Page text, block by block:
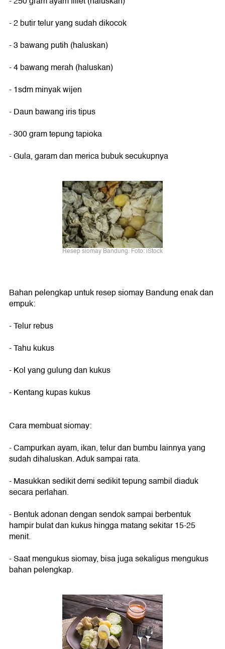
- 2 butir telur yang sudah dikocok
- 3 bawang putih (haluskan)
- 4 bawang merah (haluskan)
- 1sdm minyak wijen
- Daun bawang iris tipus
- 300 gram tepung tapioka
- Gula, garam dan merica bubuk secukupnya
Resep siomay Bandung. Foto: iStock
Bahan pelengkap untuk resep siomay Bandung enak dan
empuk:
- Telur rebus
- Tahu kukus
- Kol yang gulung dan kukus
- Kentang kupas kukus
Cara membuat siomay:
- Campurkan ayam, ikan, telur dan bumbu lainnya yang
sudah dihaluskan. Aduk sampai rata.
- Masukkan sedikit demi sedikit tepung sambil diaduk
secara perlahan.
- Bentuk adonan dengan sendok sampai berbentuk
hampir bulat dan kukus hingga matang sekitar 15-25
menit.
- Saat mengukus siomay, bisa juga sekaligus mengukus
bahan pelengkap.